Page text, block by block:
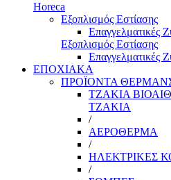
Horeca
Εξοπλισμός Εστίασης
Επαγγελματικές
Εξοπλισμός Εστίασης
Επαγγελματικές
ΕΠΟΧΙΑΚΑ
ΠΡΟΪΟΝΤΑ
ΤΖΑΚΙΑ
ΤΖΑΚΙΑ
/
ΑΕΡΟΘΕΡΜΑ
/
ΗΛΕΚΤΡΙΚΕΣ
/